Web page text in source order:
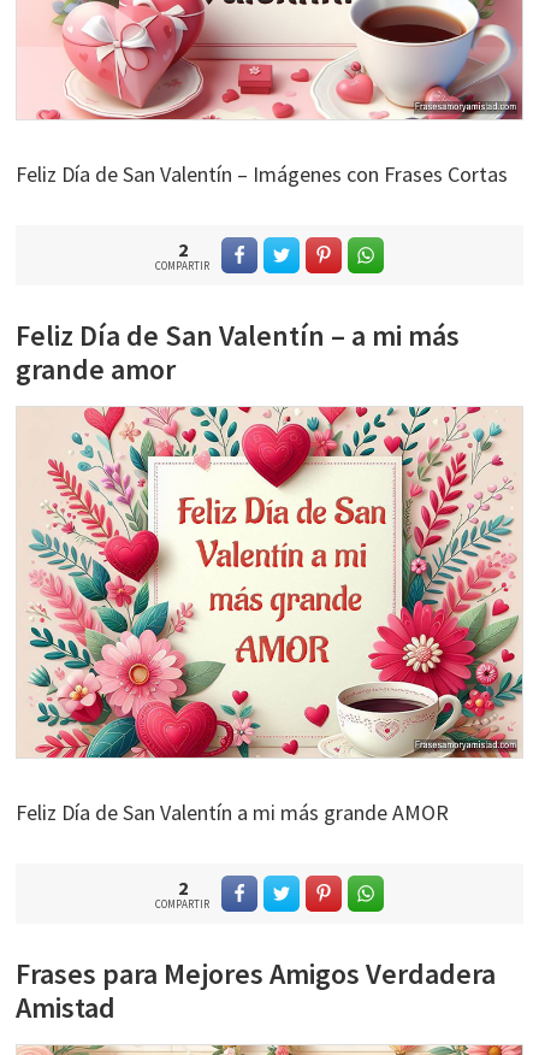
Feliz Día de San Valentín – Imágenes con Frases Cortas
2
COMPARTIR
Feliz Día de San Valentín – a mi más
grande amor
Feliz Día de San Valentín a mi más grande AMOR
2
COMPARTIR
Frases para Mejores Amigos Verdadera
Amistad